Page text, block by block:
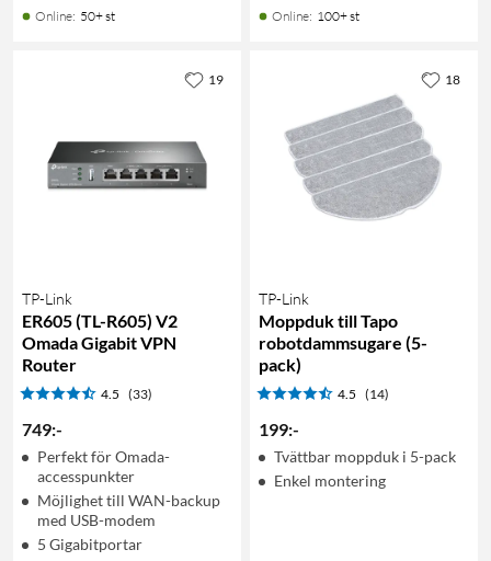
Online: 50+ st Online: 100+ st
TP-Link
ER605 (TL-R605) V2
Omada Gigabit VPN
Router
4.5 (33)
749:-
Perfekt för Omada-
accesspunkter
Möjlighet till WAN-backup
med USB-modem
5 Gigabitportar
19
TP-Link
Moppduk till Tapo
robotdammsugare (5-
pack)
4.5 (14)
199:-
Tvättbar moppduk i 5-pack
Enkel montering
18